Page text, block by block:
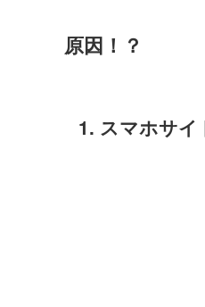
原因！？
1. スマホサイ